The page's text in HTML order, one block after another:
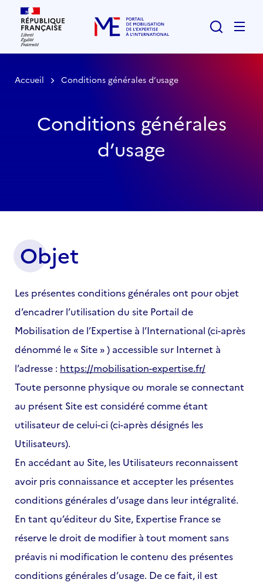
Rechercher
Accueil Conditions générales d’usage
Conditions générales
d’usage
Objet
Les présentes conditions générales ont pour objet
d’encadrer l’utilisation du site Portail de
Mobilisation de l’Expertise à l’International (ci-après
dénommé le « Site » ) accessible sur Internet à
l’adresse : https://mobilisation-expertise.fr/
Toute personne physique ou morale se connectant
au présent Site est considéré comme étant
utilisateur de celui-ci (ci-après désignés les
Utilisateurs).
En accédant au Site, les Utilisateurs reconnaissent
avoir pris connaissance et accepter les présentes
conditions générales d’usage dans leur intégralité.
En tant qu’éditeur du Site, Expertise France se
réserve le droit de modifier à tout moment sans
préavis ni modification le contenu des présentes
conditions générales d’usage. De ce fait, il est